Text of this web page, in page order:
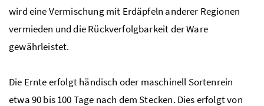
wird eine Vermischung mit Erdäpfeln anderer Regionen
vermieden und die Rückverfolgbarkeit der Ware
gewährleistet.
Die Ernte erfolgt händisch oder maschinell Sortenrein
etwa 90 bis 100 Tage nach dem Stecken. Dies erfolgt von